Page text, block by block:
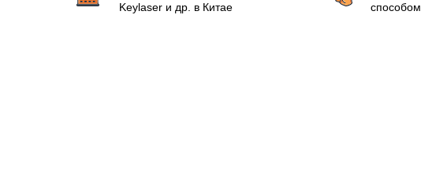
способом
Keylaser и др. в Китае